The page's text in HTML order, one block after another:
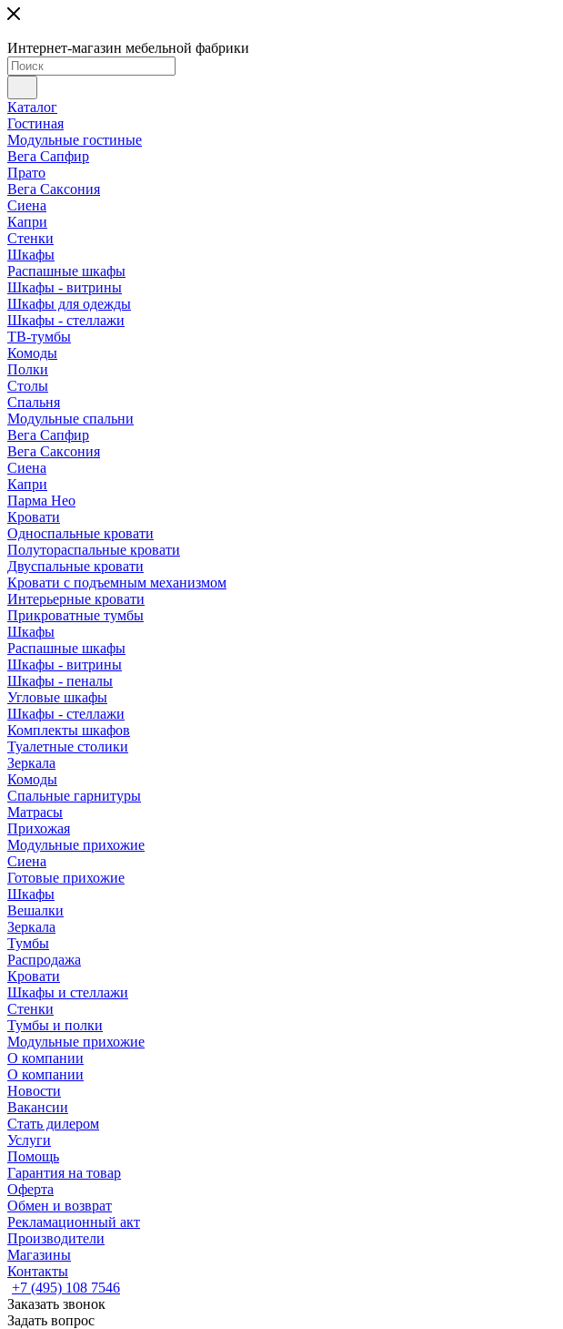
Интернет-магазин мебельной фабрики
Каталог
Гостиная
Модульные гостиные
Вега Сапфир
Прато
Вега Саксония
Сиена
Капри
Стенки
Шкафы
Распашные шкафы
Шкафы - витрины
Шкафы для одежды
Шкафы - стеллажи
ТВ-тумбы
Комоды
Полки
Столы
Спальня
Модульные спальни
Вега Сапфир
Вега Саксония
Сиена
Капри
Парма Нео
Кровати
Односпальные кровати
Полутораспальные кровати
Двуспальные кровати
Кровати с подъемным механизмом
Интерьерные кровати
Прикроватные тумбы
Шкафы
Распашные шкафы
Шкафы - витрины
Шкафы - пеналы
Угловые шкафы
Шкафы - стеллажи
Комплекты шкафов
Туалетные столики
Зеркала
Комоды
Спальные гарнитуры
Матрасы
Прихожая
Модульные прихожие
Сиена
Готовые прихожие
Шкафы
Вешалки
Зеркала
Тумбы
Распродажа
Кровати
Шкафы и стеллажи
Стенки
Тумбы и полки
Модульные прихожие
О компании
О компании
Новости
Вакансии
Стать дилером
Услуги
Помощь
Гарантия на товар
Оферта
Обмен и возврат
Рекламационный акт
Производители
Магазины
Контакты
+7 (495) 108 7546
Заказать звонок
Задать вопрос